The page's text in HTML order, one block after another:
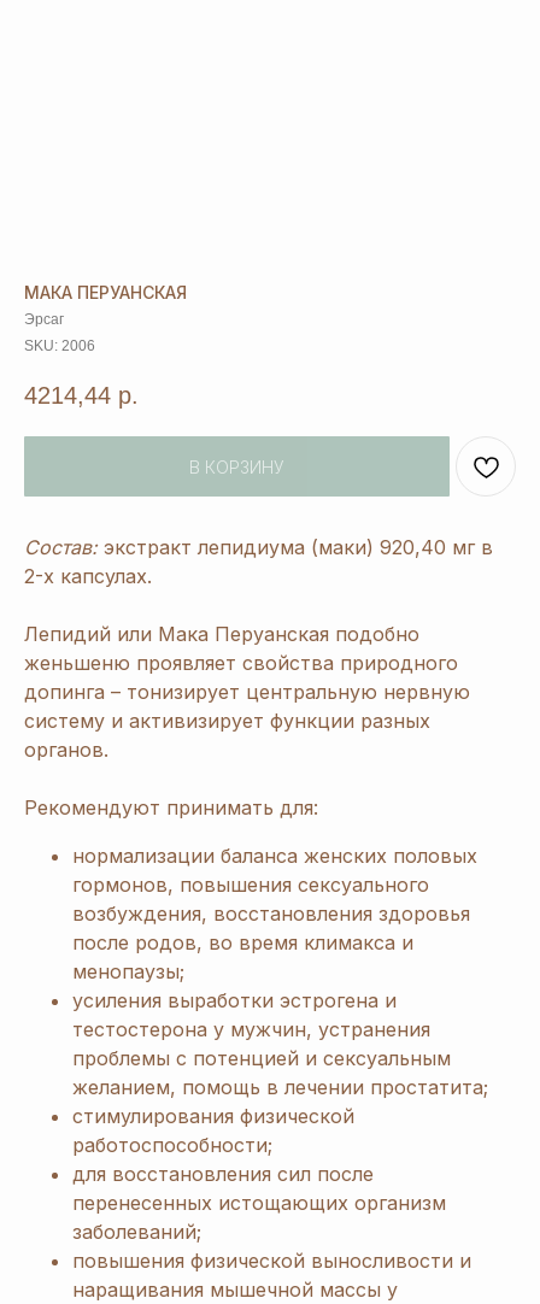
МАКА ПЕРУАНСКАЯ
Эрсаг
SKU: 2006
4214,44 р.
В КОРЗИНУ
Состав:экстракт лепидиума (маки) 920,40 мг в
2-х капсулах.
Лепидий или Мака Перуанская подобно
женьшеню проявляет свойства природного
допинга – тонизирует центральную нервную
систему и активизирует функции разных
органов.
Рекомендуют принимать для:
нормализации баланса женских половых
гормонов, повышения сексуального
возбуждения, восстановления здоровья
после родов, во время климакса и
менопаузы;
усиления выработки эстрогена и
тестостерона у мужчин, устранения
проблемы с потенцией и сексуальным
желанием, помощь в лечении простатита;
стимулирования физической
работоспособности;
для восстановления сил после
перенесенных истощающих организм
заболеваний;
повышения физической выносливости и
наращивания мышечной массы у